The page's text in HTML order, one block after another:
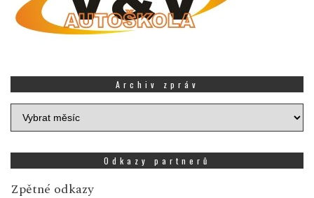
Archiv zpráv
Archiv
zpráv
Odkazy partnerů
Zpětné odkazy